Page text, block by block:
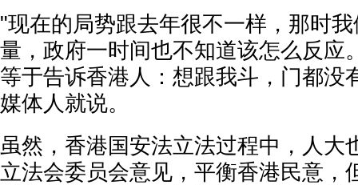
"现在的局势跟去年很不一样，那时
量，政府一时间也不知道该怎么反应
等于告诉香港人：想跟我斗，门都没
媒体人就说。
虽然，香港国安法立法过程中，人大
立法会委员会意见，平衡香港民意，